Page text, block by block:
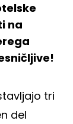
na
tri
del